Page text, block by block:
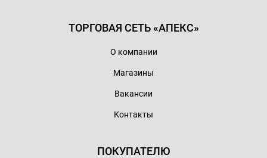
ТОРГОВАЯ СЕТЬ «АПЕКС»
О компании
Магазины
Вакансии
Контакты
ПОКУПАТЕЛЮ